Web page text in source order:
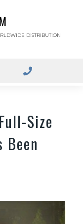
DISTRIBUTION
Size
Been